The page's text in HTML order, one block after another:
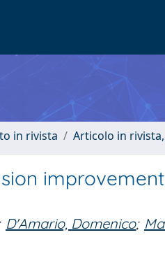
in rivista Articolo in
D'Amario, Domenico;